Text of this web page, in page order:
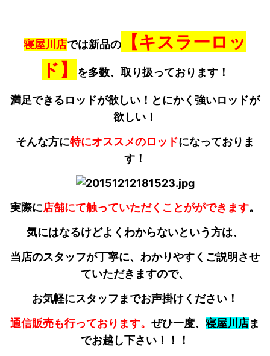
寝屋川店では新品の
【キスラーロッ
ド】
を多数、取り扱っております！
満足できるロッドが欲しい！とにかく強いロッドが
欲しい！
そんな方に特にオススメのロッドになっておりま
す！
実際に店舗にて触っていただくことがができます。
気にはなるけどよくわからないという方は、
当店のスタッフが丁寧に、わかりやすくご説明させ
ていただきますので、
お気軽にスタッフまでお声掛けください！
通信販売も行っております。 ぜひ一度、寝屋川店ま
でお越し下さい！！！